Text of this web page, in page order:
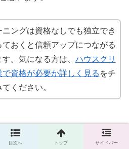
ングは資格なしでも独立でき
ておくと信頼アップにつながる
。気になる方は、 ハウスクリ
で資格が必要か詳しく見る をチ
ください。
目次へ トップ サイドバー